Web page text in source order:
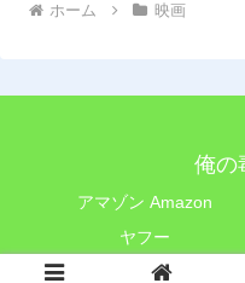
ホーム 映画
俺の
アマゾン Amazon
ヤフー